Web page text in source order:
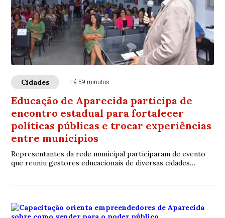
Cidades Há 59 minutos
Educação de Aparecida participa de
encontro estadual para fortalecer
políticas públicas e trocar experiências
entre municípios
Representantes da rede municipal participaram de evento
que reuniu gestores educacionais de diversas cidades